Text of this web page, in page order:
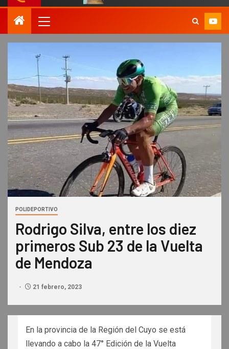
POLIDEPORTIVO
Rodrigo Silva, entre los diez
primeros Sub 23 de la Vuelta
de Mendoza
21 febrero, 2023
En la provincia de la Región del Cuyo se está
llevando a cabo la 47° Edición de la Vuelta